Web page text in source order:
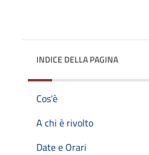
INDICE DELLA PAGINA
Cos'è
A chi è rivolto
Date e Orari